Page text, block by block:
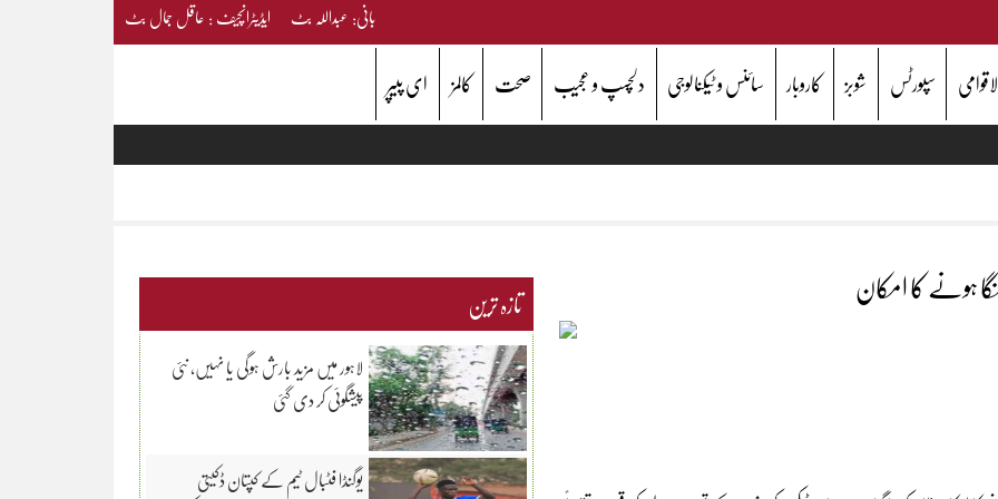
بانی: عبداللہ بٹ ایڈیٹرانچیف : عاقل جمال بٹ
سپورٹس شوبز کاروبار سائنس و ٹیکنالوجی دلچسپ و عجیب صحت کالمز ای پیپر
ہونے کا امکان تازہ ترین
لاہور میں مزید بارش ہوگی یا نہیں، نئی
پیشگوئی کر دی گئی
یوگنڈا فٹبال ٹیم کے کپتان ڈکیتی